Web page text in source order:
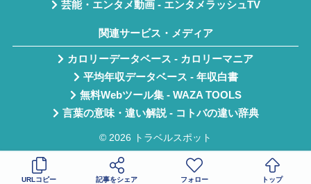
芸能・エンタメ動画 - エンタメラッシュTV
関連サービス・メディア
カロリーデータベース - カロリーマニア
平均年収データベース - 年収白書
無料Webツール集 - WAZA TOOLS
言葉の意味・違い解説 - コトバの違い辞典
© 2026 トラベルスポット
URLコピー 記事をシェア フォロー トップ